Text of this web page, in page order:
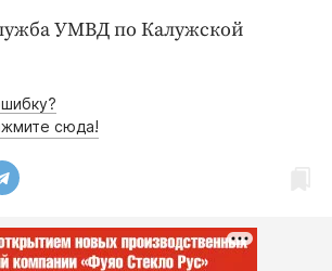
УМВД по Калужской
сюда!